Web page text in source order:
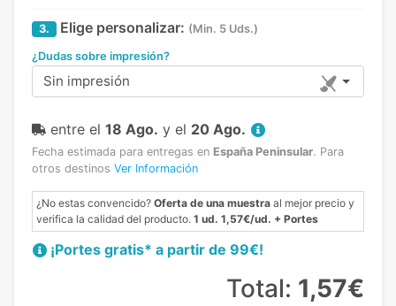
3. Elige personalizar: (Min. 5 Uds.)
¿Dudas sobre impresión?
Sin impresión
entre el 18 Ago. y el 20 Ago.
Fecha estimada para entregas en España Peninsular. Para
otros destinos Ver Información
¿No estas convencido? Oferta de una muestra al mejor precio y
verifica la calidad del producto. 1 ud. 1,57€/ud. + Portes
¡Portes gratis* a partir de 99€!
Total: 1,57€